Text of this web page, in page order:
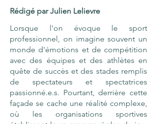
Rédigé par Julien Lelievre
Lorsque l'on évoque le sport
professionnel, on imagine souvent un
monde d'émotions et de compétition
avec des équipes et des athlètes en
quête de succès et des stades remplis
de spectateurs et spectatrices
passionné.e.s. Pourtant, derrière cette
façade se cache une réalité complexe,
où les organisations sportives